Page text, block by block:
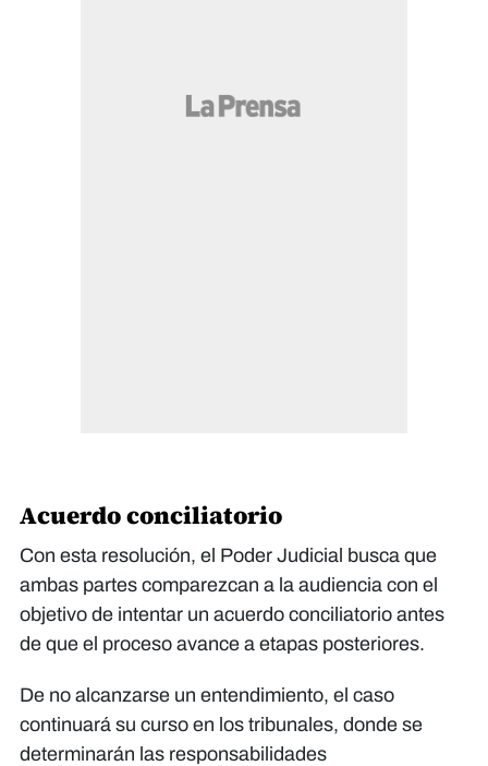
Acuerdo conciliatorio
Con esta resolución, el Poder Judicial busca que
ambas partes comparezcan a la audiencia con el
objetivo de intentar un acuerdo conciliatorio antes
de que el proceso avance a etapas posteriores.
De no alcanzarse un entendimiento, el caso
continuará su curso en los tribunales, donde se
determinarán las responsabilidades